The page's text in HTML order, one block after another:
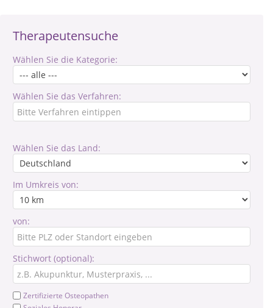
Therapeutensuche
Wählen Sie die Kategorie:
Wählen Sie das Verfahren:
Wählen Sie das Land:
Im Umkreis von:
von:
Stichwort (optional):
Zertifizierte Osteopathen